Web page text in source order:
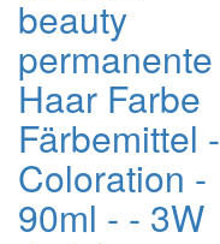
beauty
permanente
Haar Farbe
Färbemittel -
Coloration -
90ml - - 3W